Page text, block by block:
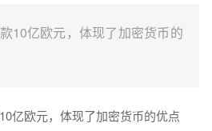
10亿欧元，体现了加密货币的